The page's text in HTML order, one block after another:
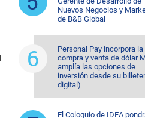
Nuevos Negocios y
de B&B Global
Personal Pay incorpora la
compra y venta de dólar
amplía las opciones de
inversión desde su
digital)
El Coloquio de IDEA